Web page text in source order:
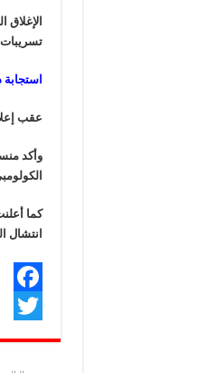
تسريبات
استجابة
عقب
وأكد
كما
انتشال
F